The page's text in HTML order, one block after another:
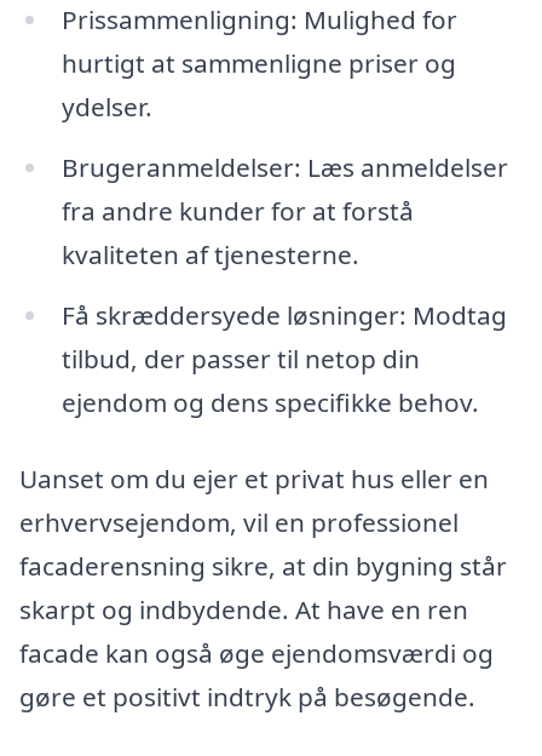
Prissammenligning: Mulighed for
hurtigt at sammenligne priser og
ydelser.
Brugeranmeldelser: Læs anmeldelser
fra andre kunder for at forstå
kvaliteten af tjenesterne.
Få skræddersyede løsninger: Modtag
tilbud, der passer til netop din
ejendom og dens specifikke behov.
Uanset om du ejer et privat hus eller en
erhvervsejendom, vil en professionel
facaderensning sikre, at din bygning står
skarpt og indbydende. At have en ren
facade kan også øge ejendomsværdi og
gøre et positivt indtryk på besøgende.